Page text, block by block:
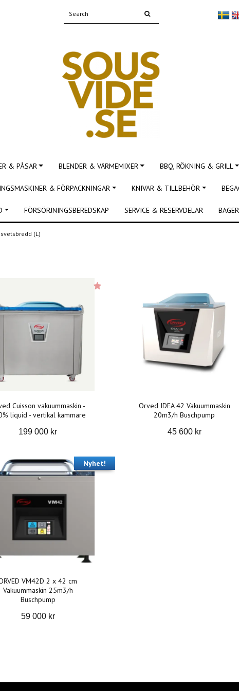
& PÅSAR BLENDER & VÄRMEMIXER BBQ, RÖKNING & GRILL
& FÖRPACKNINGAR KNIVAR & TILLBEHÖR
FÖRSÖRJNINGSBEREDSKAP SERVICE & RESERVDELAR
(L)
Cuisson vakuummaskin -
liquid - vertikal kammare
199 000 kr
Orved IDEA 42 Vakuummaskin
20m3/h Buschpump
45 600 kr
Nyhet!
VM42D 2 x 42 cm
Vakuummaskin 25m3/h
Buschpump
59 000 kr